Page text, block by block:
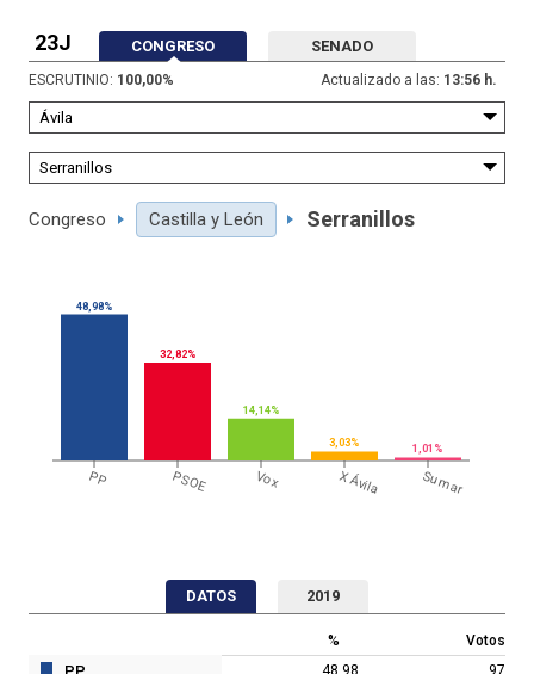
23J CONGRESO SENADO
ESCRUTINIO: 100,00% Actualizado a las: 13:56 h.
Congreso Castilla y León Serranillos
PP PSOE Vox X Ávila Sumar
48,98%
32,82%
14,14%
3,03%
1,01%
DATOS 2019
% Votos
PP 48,98 97